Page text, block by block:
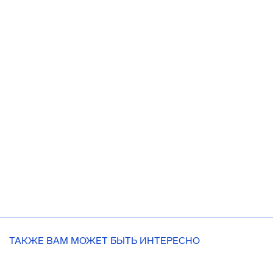
ТАКЖЕ ВАМ МОЖЕТ БЫТЬ ИНТЕРЕСНО